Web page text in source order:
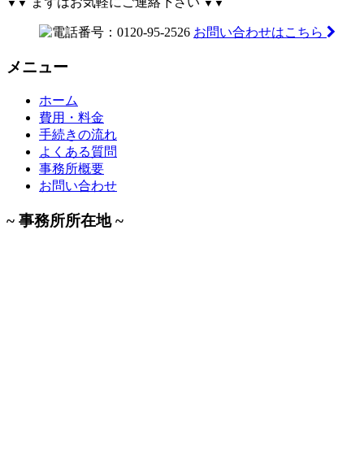
▼▼ ▼▼
お問い合わせはこちら
メニュー
ホーム
費用・料金
手続きの流れ
よくある質問
事務所概要
お問い合わせ
~ 事務所所在地 ~